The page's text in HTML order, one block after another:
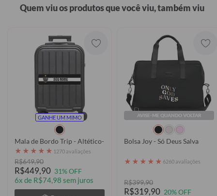
Quem viu os produtos que você viu, também viu
GANHE UM MIMO
Mala de Bordo Trip - Altético-MG - Escudo Listrado
★ ★ ★ ★ ★ 1270 avaliações
R$649,90
R$449,90 31% OFF
6x de R$74,98 sem juros
AVISE-ME QUANDO VOLTAR
Bolsa Joy - Só Deus Salva
★ ★ ★ ★ ★ 6260 avaliações
R$399,90
R$319,90 20% OFF